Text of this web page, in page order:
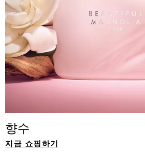
향수
지금 쇼핑하기